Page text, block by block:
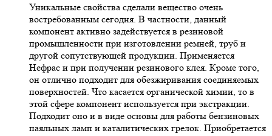
Уникальные свойства сделали вещество очень
востребованным сегодня. В частности, данный
компонент активно задействуется в резиновой
промышленности при изготовлении ремней, труб и
другой сопутствующей продукции. Применяется
Нефрас и при получении резинового клея. Кроме того,
он отлично подходит для обезжиривания соединяемых
поверхностей. Что касается органической химии, то в
этой сфере компонент используется при экстракции.
Подходит оно и в виде основы для работы бензиновых
паяльных ламп и каталитических грелок. Приобретается